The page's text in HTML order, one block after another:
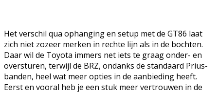
Het verschil qua ophanging en setup met de GT86 laat
zich niet zozeer merken in rechte lijn als in de bochten.
Daar wil de Toyota immers net iets te graag onder- en
oversturen, terwijl de BRZ, ondanks de standaard Prius-
banden, heel wat meer opties in de aanbieding heeft.
Eerst en vooral heb je een stuk meer vertrouwen in de